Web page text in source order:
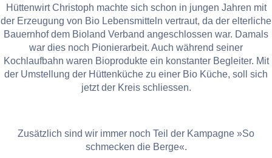
Hüttenwirt Christoph machte sich schon in jungen Jahren mit
der Erzeugung von Bio Lebensmitteln vertraut, da der elterliche
Bauernhof dem Bioland Verband angeschlossen war. Damals
war dies noch Pionierarbeit. Auch während seiner
Kochlaufbahn waren Bioprodukte ein konstanter Begleiter. Mit
der Umstellung der Hüttenküche zu einer Bio Küche, soll sich
jetzt der Kreis schliessen.
Zusätzlich sind wir immer noch Teil der Kampagne »So
schmecken die Berge«.